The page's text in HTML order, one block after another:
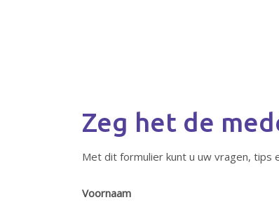
Zeg het de
Met dit formulier kunt u uw vragen, tips
Voornaam